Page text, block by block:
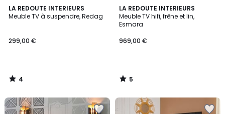
LA REDOUTE INTERIEURS
Meuble TV à suspendre, Redag
299,00 €
4
/
4
/
LA REDOUTE INTERIEURS
Meuble TV hifi, frêne et lin,
Esmara
969,00 €
5
/
5
5
/